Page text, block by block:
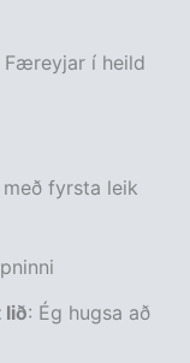
í heild
fyrsta leik
lið: Ég hugsa að